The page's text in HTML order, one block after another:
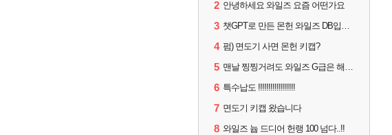
2 안녕하세요 와일즈 요즘 어떤가요
3 챗GPT로 만든 몬헌 와일즈 DB입니다.
4 펌) 면도기 사면 몬헌 키캡?
5 맨날 찡찡거려도 와일즈 G급은 해야하니까 접속 jpg
6 특수납도 !!!!!!!!!!!!!!!!!!
7 면도기 키캡 왔습니다
8 와일즈 늅 드디어 헌랭 100 넘다..!!